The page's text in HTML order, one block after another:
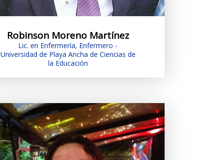
Robinson Moreno Martínez
Lic. en Enfermería, Enfermero -
Universidad de Playa Ancha de Ciencias de
la Educación